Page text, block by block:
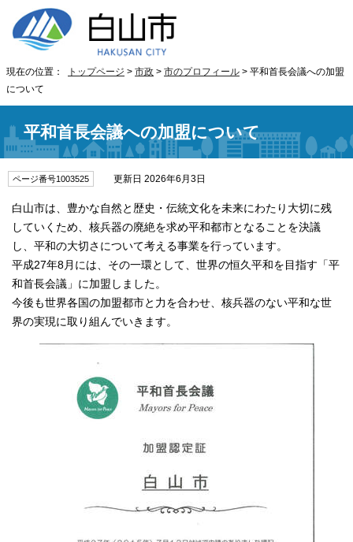
現在の位置： トップページ > 市政 > 市のプロフィール > 平和首長会議への加盟
について
平和首長会議への加盟について
ページ番号1003525 更新日 2026年6月3日
白山市は、豊かな自然と歴史・伝統文化を未来にわたり大切に残
していくため、核兵器の廃絶を求め平和都市となることを決議
し、平和の大切さについて考える事業を行っています。
平成27年8月には、その一環として、世界の恒久平和を目指す「平
和首長会議」に加盟しました。
今後も世界各国の加盟都市と力を合わせ、核兵器のない平和な世
界の実現に取り組んでいきます。